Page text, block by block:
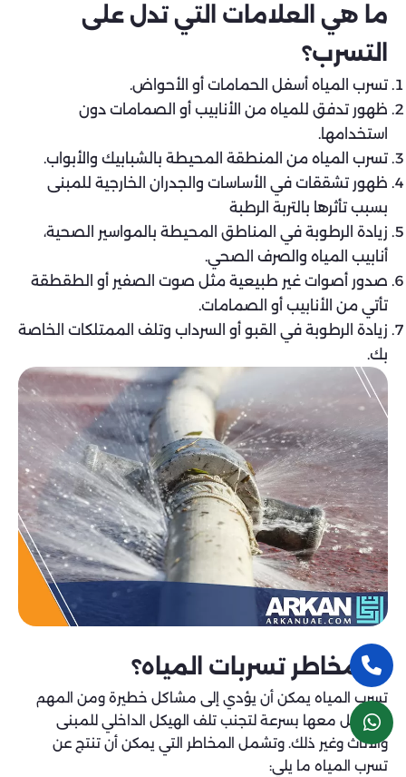
ما هي العلامات التي تدل على
التسرب؟
تسرب المياه أسفل الحمامات أو الأحواض.
ظهور تدفق للمياه من الأنابيب أو الصمامات دون
استخدامها.
تسرب المياه من المنطقة المحيطة بالشبابيك والأبواب.
ظهور تشققات في الأساسات والجدران الخارجية للمبنى
بسبب تأثرها بالتربة الرطبة
زيادة الرطوبة في المناطق المحيطة بالمواسير الصحية،
أنابيب المياه والصرف الصحي.
صدور أصوات غير طبيعية مثل صوت الصفير أو الطقطقة
تأتي من الأنابيب أو الصمامات.
زيادة الرطوبة في القبو أو السرداب وتلف الممتلكات الخاصة
بك.
ما مخاطر تسربات المياه؟
تسرب المياه يمكن أن يؤدي إلى مشاكل خطيرة ومن المهم
التعامل معها بسرعة لتجنب تلف الهيكل الداخلي للمبنى
والأثاث وغير ذلك. وتشمل المخاطر التي يمكن أن تنتج عن
تسرب المياه ما يلي: